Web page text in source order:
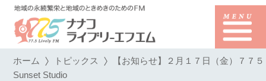
ホーム トピックス 【お知らせ】２月１７日（金）７７５
Sunset Studio